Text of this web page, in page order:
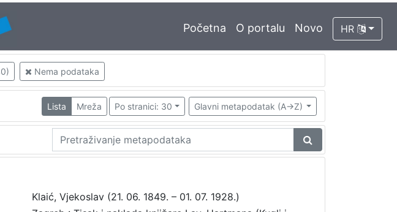
Početna O portalu Novo HR
Nema podataka
Lista Mreža Po stranici: 30 Glavni metapodatak (A->Z)
Klaić, Vjekoslav (21. 06. 1849. – 01. 07. 1928.)